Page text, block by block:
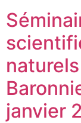
janvier